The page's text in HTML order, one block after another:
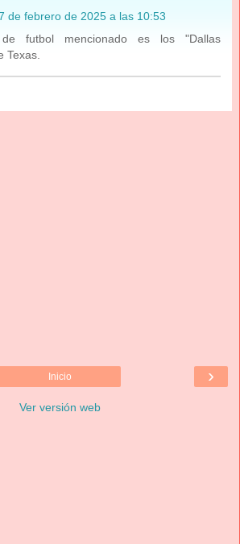
de febrero de 2025 a las 10:53
futbol mencionado es los "Dallas
Texas.
›
Inicio
Ver versión web